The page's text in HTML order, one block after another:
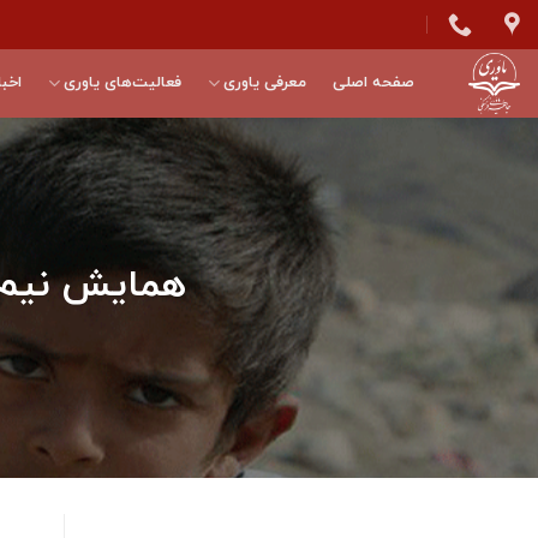
Skip
to
content
صفحه اصلی معرفی یاوری فعالیت‌های یاوری
همایش نیم